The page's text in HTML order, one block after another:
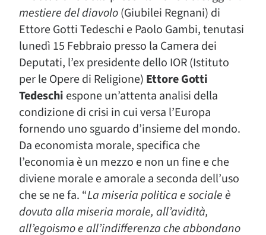
mestiere del diavolo(Giubilei Regnani) di
Ettore Gotti Tedeschi e Paolo Gambi, tenutasi
lunedì 15 Febbraio presso la Camera dei
Deputati, l’ex presidente dello IOR (Istituto
per le Opere di Religione) Ettore Gotti
Tedeschi espone un’attenta analisi della
condizione di crisi in cui versa l’Europa
fornendo uno sguardo d’insieme del mondo.
Da economista morale, specifica che
l’economia è un mezzo e non un fine e che
diviene morale e amorale a seconda dell’uso
che se ne fa. “La miseria politica e sociale è
dovuta alla miseria morale, all’avidità,
all’egoismo e all’indifferenza che abbondano